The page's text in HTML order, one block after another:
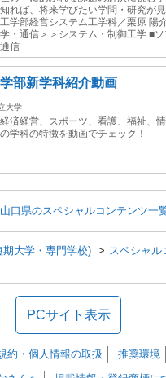
知れば、将来学びたい学問・研究が
工学部経営システム工学科／栗原 陽
学・通信＞＞システム・制御工学 ■ソ
通信
部新学科紹介動画
大学
経済経営、スポーツ、看護、福祉、
の学科の特徴を動画でチェック！
口県のスペシャルコンテンツ一
大学・専門学校)
スペシャル
PCサイト表示
約・個人情報の取扱 推奨環境